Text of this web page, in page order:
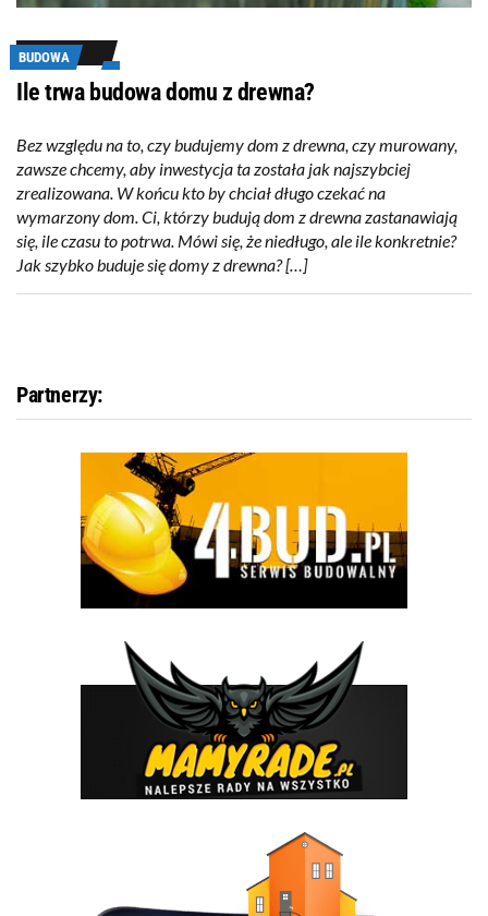
BUDOWA
Ile trwa budowa domu z drewna?
Bez względu na to, czy budujemy dom z drewna, czy murowany,
zawsze chcemy, aby inwestycja ta została jak najszybciej
zrealizowana. W końcu kto by chciał długo czekać na
wymarzony dom. Ci, którzy budują dom z drewna zastanawiają
się, ile czasu to potrwa. Mówi się, że niedługo, ale ile konkretnie?
Jak szybko buduje się domy z drewna? […]
Partnerzy: